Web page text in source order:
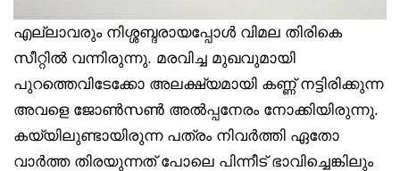
എല്ലാവരും നിശ്ശബ്ദരായപ്പോൾ വിമല തിരികെ
സീറ്റിൽ വന്നിരുന്നു. മരവിച്ച മുഖവുമായി
പുറത്തെവിടേക്കോ അലക്ഷ്യമായി കണ്ണ് നട്ടിരിക്കുന്ന
അവളെ ജോൺസൺ അൽപ്പനേരം നോക്കിയിരുന്നു.
കയ്യിലുണ്ടായിരുന്ന പത്രം നിവർത്തി ഏതോ
വാർത്ത തിരയുന്നത് പോലെ പിന്നീട് ഭാവിച്ചെങ്കിലും